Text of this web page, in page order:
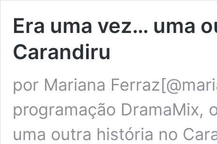
Era uma vez… uma
Carandiru
por Mariana
programação DramaMix,
uma outra história no